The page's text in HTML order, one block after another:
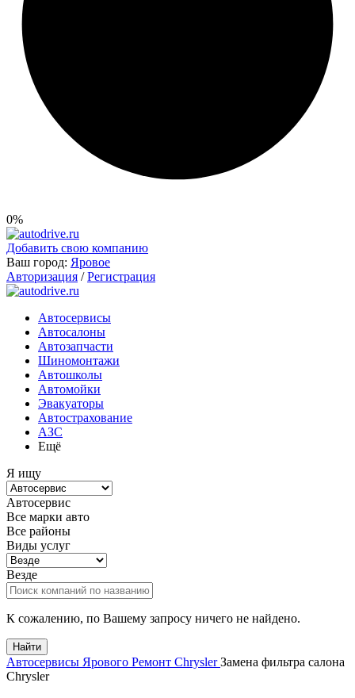
0%
Добавить свою компанию
Ваш город: Яровое
Авторизация / Регистрация
Автосервисы
Автосалоны
Автозапчасти
Шиномонтажи
Автошколы
Автомойки
Эвакуаторы
Автострахование
АЗС
Ещё
Я ищу
Автосервис
Все марки авто
Все районы
Виды услуг
Везде
К сожалению, по Вашему запросу ничего не найдено.
Найти
Автосервисы Ярового Ремонт Chrysler Замена фильтра салона
Chrysler